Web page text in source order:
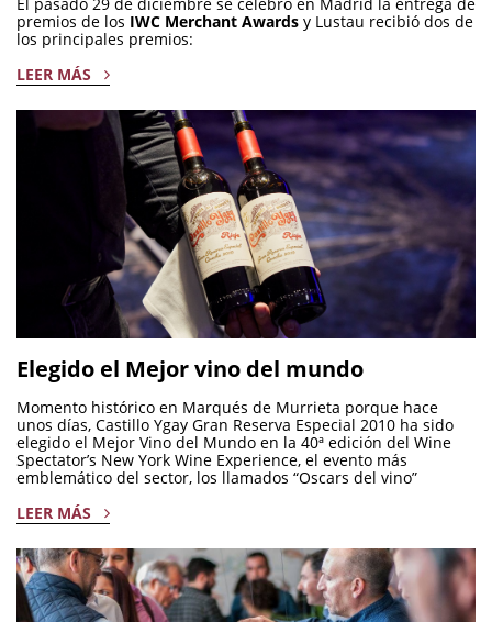
premios de los IWC Merchant Awards y Lustau recibió dos de
los principales premios:
LEER MÁS
Elegido el Mejor vino del mundo
Momento histórico en Marqués de Murrieta porque hace
unos días, Castillo Ygay Gran Reserva Especial 2010 ha sido
elegido el Mejor Vino del Mundo en la 40ª edición del Wine
Spectator’s New York Wine Experience, el evento más
emblemático del sector, los llamados “Oscars del vino”
LEER MÁS